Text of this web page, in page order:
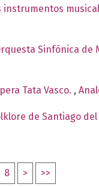
instrumentos
Sinfónica de
Tata Vasco. ,
de Santiago
8 > >>